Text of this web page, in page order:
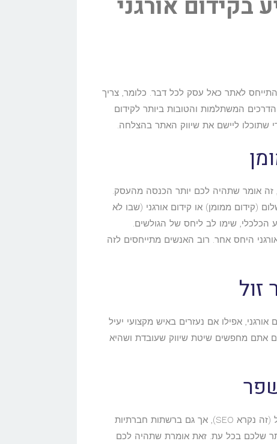
לאתר כאל עסק לכל דבר. כלומר, צריך
המשתלמות והטובות ביותר לקידום
שתוכלו ליישם את שיווק האתר בהצלחה.
זה אומר שתהיה לכם יותר הכנסה מהעסק.
(קידום ממומן) או קידום אורגני (שבו לא
הכלכלי, שימו לב ליחס של הגולשים.
היחס אחר. רוב האנשים מתייחסים לזה
אפילו אם נעזרים באיש מקצועי יעיל
אתם מחפשים שיטת שיווק שעובדת ושהיא
ניתן להיעזר בטכניקת שיווק אורגנית, בכל מיני פלטפורמות. כך למשל בגוגל (זה נקרא SEO), אך גם ברשתות חברתיות
שלכם בכל עת. זאת אומרת שתהיה לכם